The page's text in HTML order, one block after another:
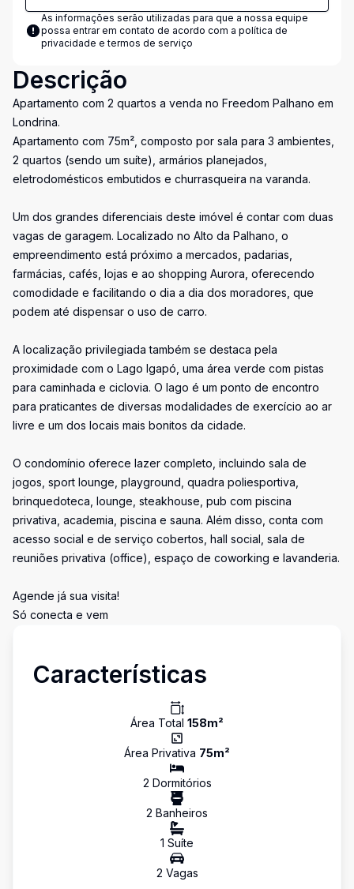
As informações serão utilizadas para que a nossa equipe
possa entrar em contato de acordo com a política de
privacidade e termos de serviço
Descrição
Apartamento com 2 quartos a venda no Freedom Palhano em
Londrina.
Apartamento com 75m², composto por sala para 3 ambientes,
2 quartos (sendo um suíte), armários planejados,
eletrodomésticos embutidos e churrasqueira na varanda.
Um dos grandes diferenciais deste imóvel é contar com duas
vagas de garagem. Localizado no Alto da Palhano, o
empreendimento está próximo a mercados, padarias,
farmácias, cafés, lojas e ao shopping Aurora, oferecendo
comodidade e facilitando o dia a dia dos moradores, que
podem até dispensar o uso de carro.
A localização privilegiada também se destaca pela
proximidade com o Lago Igapó, uma área verde com pistas
para caminhada e ciclovia. O lago é um ponto de encontro
para praticantes de diversas modalidades de exercício ao ar
livre e um dos locais mais bonitos da cidade.
O condomínio oferece lazer completo, incluindo sala de
jogos, sport lounge, playground, quadra poliesportiva,
brinquedoteca, lounge, steakhouse, pub com piscina
privativa, academia, piscina e sauna. Além disso, conta com
acesso social e de serviço cobertos, hall social, sala de
reuniões privativa (office), espaço de coworking e lavanderia.
Agende já sua visita!
Só conecta e vem
Características
Área Total 158m²
Área Privativa 75m²
2 Dormitórios
2 Banheiros
1 Suíte
2 Vagas